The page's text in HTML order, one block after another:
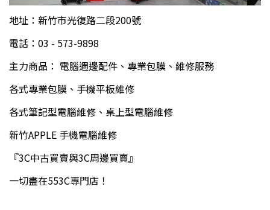
地址：新竹市光復路二段200號
電話：03 - 573-9898
主力商品： 電腦週邊配件、專業包膜、維修服務
各式專業包膜、手機平板維修
各式筆記型電腦維修、桌上型電腦維修
新竹APPLE 手機電腦維修
『3C中古買賣與3C周邊買賣』
一切盡在553C專門店！